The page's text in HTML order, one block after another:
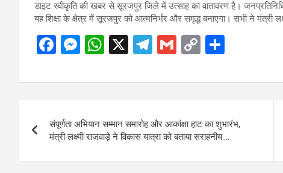
डाइट स्वीकृति की खबर से सूरजपुर जिले में उत्साह का वातावरण है।
यह शिक्षा के क्षेत्र में सूरजपुर को आत्मनिर्भर और समृद्ध बनाएगा। सभी ने मंत्री
F
ce
o
o
k
M
se
g
er
W
at
A
p
p
X
T
e
a
m
G
ail
C
py
n
k
ar
navigation
संपूर्णता अभियान सम्मान समारोह और आकांक्षा हाट का शुभारंभ,
मंत्री लक्ष्मी राजवाड़े ने विकास यात्रा को बताया सराहनीय….